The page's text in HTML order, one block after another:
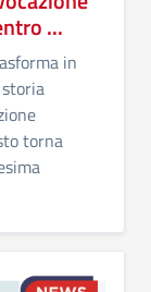
...
in
torna